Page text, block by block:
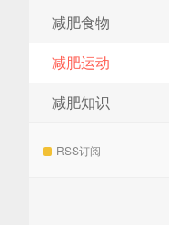
减肥食物
减肥运动
减肥知识
RSS订阅